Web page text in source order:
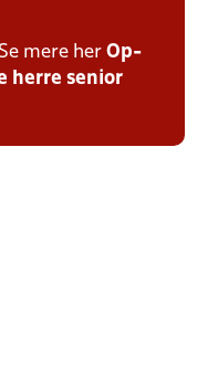
mere her Op-
herre senior